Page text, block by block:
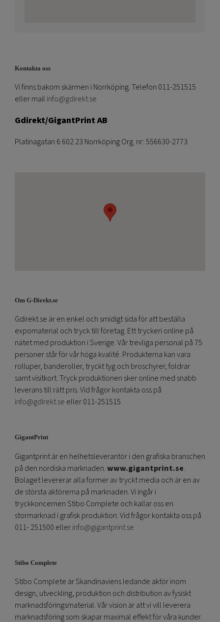
Kontakta oss
Vi finns bakom skärmen i Norrköping. Telefon 011-251515
eller mail info@gdirekt.se
Gdirekt/GigantPrint AB
Platinagatan 6 602 23 Norrköping Org. nr: 556630-2773
Om G-Direkt.se
Gdirekt.se är en enkel och smidigt sida för att beställa
expomaterial och tryck till företag. Ett tryckeri online på
nätet med produktion i Sverige. Vår trevliga personal på 75
personer står för vår höga kvalité. Produkterna kan vara
rolluper, banderoller, tryckt tyg och broschyrer, foldrar
samt visitkort. Tryck produktionen sker online med snabb
leverans till rätt pris. Vid frågor kontakta oss på
info@gdirekt.se eller 011-251515
GigantPrint
Gigantprint är en helhetsleverantör i den grafiska branschen
på den nordiska marknaden.www.gigantprint.se.
Bolaget levererar alla former av tryckt media och är en av
de största aktörerna på marknaden. Vi ingår i
tryckkoncernen Stibo Complete och kallar oss en
stormarknad i grafisk produktion. Vid frågor kontakta oss på
011- 251500 ellerinfo@gigantprint.se
Stibo Complete
Stibo Complete är Skandinaviens ledande aktör inom
design, utveckling, produktion och distribution av fysiskt
marknadsföringsmaterial. Vår vision är att vi vill leverera
marknadsföring som skapar maximal effekt för våra kunder.